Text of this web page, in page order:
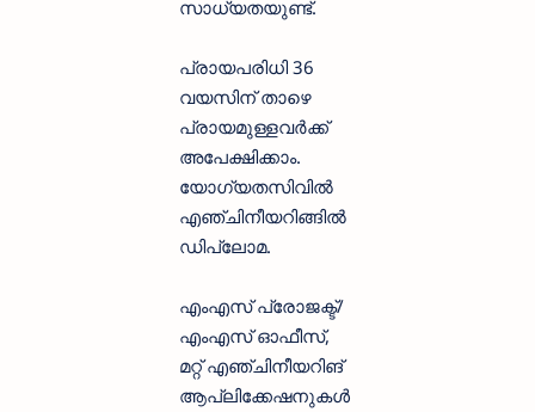
സാധ്യതയുണ്ട്.
പ്രായപരിധി 36
വയസിന് താഴെ
പ്രായമുള്ളവര്‍ക്ക്
അപേക്ഷിക്കാം.
യോഗ്യതസിവില്‍
എഞ്ചിനീയറിങ്ങില്‍
ഡിപ്ലോമ.
എംഎസ് പ്രോജക്ട്/
എംഎസ് ഓഫീസ്,
മറ്റ് എഞ്ചിനീയറിങ്
ആപ്ലിക്കേഷനുകള്‍